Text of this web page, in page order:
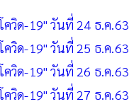
ควิด-19" วันที่ 24 ธ.ค.63
ควิด-19" วันที่ 25 ธ.ค.63
ควิด-19" วันที่ 26 ธ.ค.63
ควิด-19" วันที่ 27 ธ.ค.63